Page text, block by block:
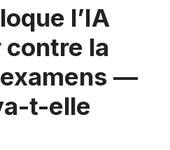
l’IA
la
—
t-elle